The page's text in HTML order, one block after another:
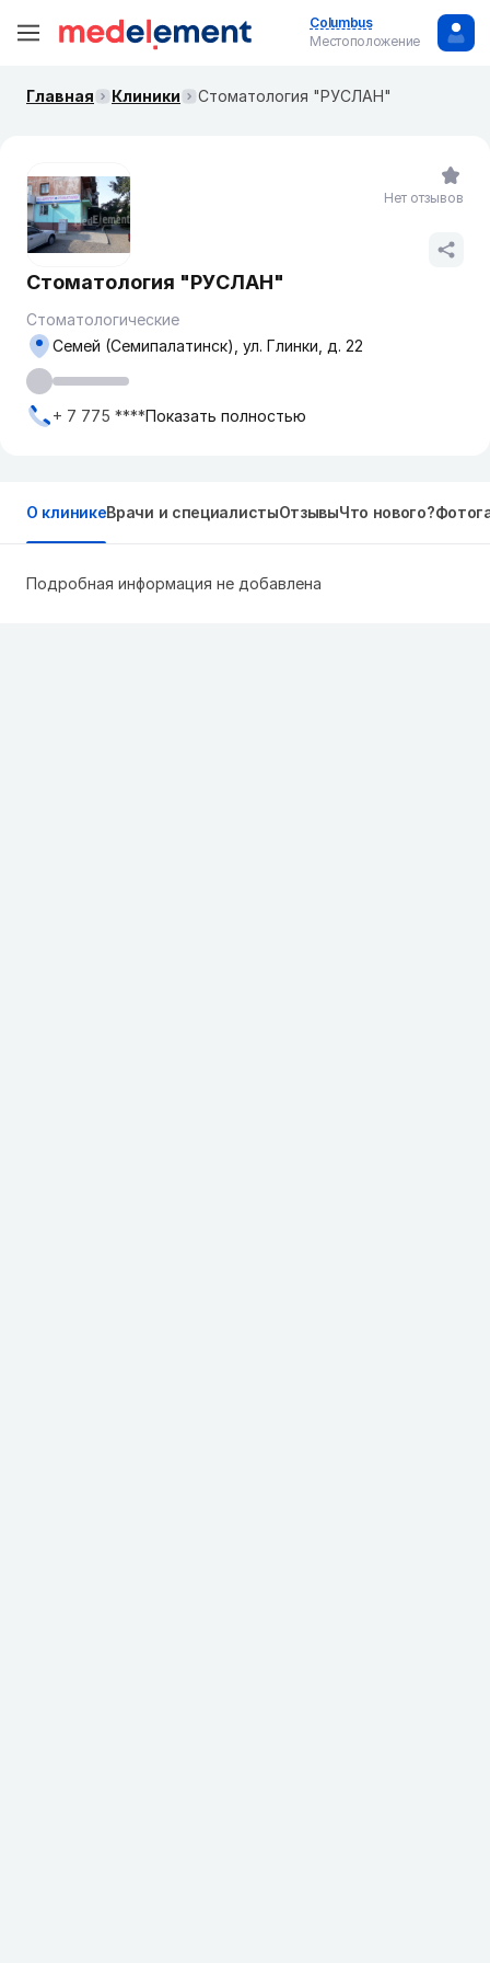
Columbus
Местоположение
Главная Клиники Стоматология "РУСЛАН"
Стоматология "РУСЛАН"
Стоматологические
Семей (Семипалатинск), ул. Глинки, д. 22
+ 7 775 ****Показать полностью
Нет отзывов
О клиникеВрачи и специалистыОтзывыЧто нового?
Подробная информация не добавлена